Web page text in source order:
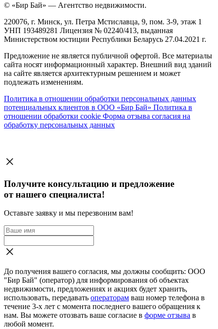
© «Бир Бай» — Агентство недвижимости.
220076, г. Минск, ул. Петра Мстиславца, 9, пом. 3-9, этаж 1
УНП 193489281 Лицензия № 02240/413, выданная
Министерством юстиции Республики Беларусь 27.04.2021 г.
Предложение не является публичной офертой. Все материалы
сайта носят информационный характер. Внешний вид зданий
на сайте является архитектурным решением и может
подлежать изменениям.
Политика в отношении обработки персональных данных
потенциальных клиентов в ООО «Бир Бай» Политика в
отношении обработки cookie Форма отзыва согласия на
обработку персональных данных
Получите консультацию и предложение
от нашего специалиста!
Оставьте заявку и мы перезвоним вам!
До получения вашего согласия, мы должны сообщить: ООО
"Бир Бай" (оператор) для информирования об объектах
недвижимости, предложениях и акциях будет хранить,
использовать, передавать операторам ваш номер телефона в
течение 3-х лет с момента последнего вашего обращения к
нам. Вы можете отозвать ваше согласие в форме отзыва в
любой момент.